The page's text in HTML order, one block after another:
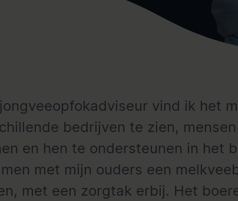
jongveeopfokadviseur vind ik het
bedrijven te zien,
en hen te ondersteunen in het
met mijn ouders een
met een zorgtak erbij. Het